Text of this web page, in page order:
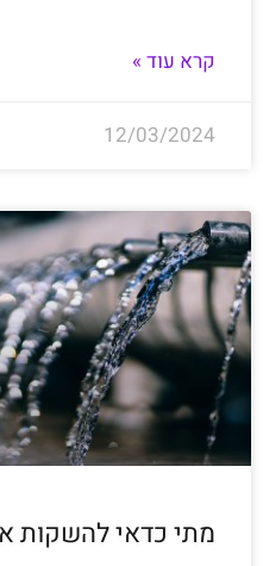
קרא עוד »
12/03/2024
מתי כדאי להשקות